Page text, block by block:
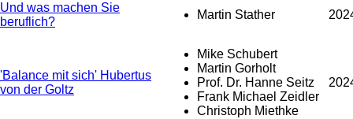
Und was machen Sie
beruflich?
Martin Stather
'Balance mit sich' Hubertus
von der Goltz
Mike Schubert
Martin Gorholt
Prof. Dr. Hanne Seitz
Frank Michael Zeidler
Christoph Miethke